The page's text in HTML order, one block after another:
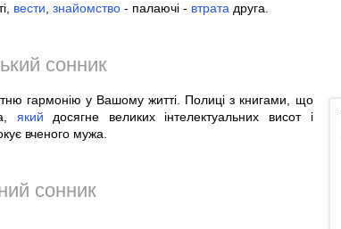
вести знайомство- палаючі - втрата друга.
сонник
гармонію у Вашому житті. Полиці з книгами, що
який досягне великих інтелектуальних висот і
вченого мужа.
сонник